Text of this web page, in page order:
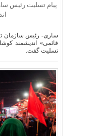
پیام تسلیت رئیس
ساری- رئیس سازمان
قائمی» اندیشمند
تسلیت گفت.